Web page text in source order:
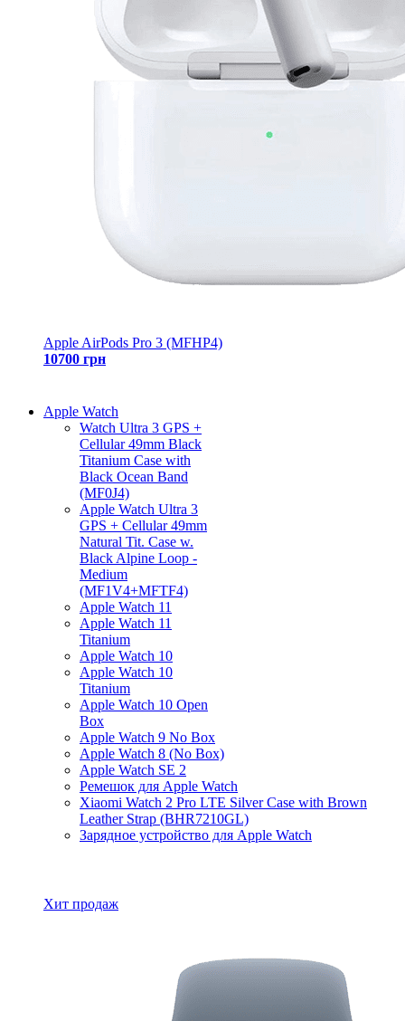
Apple AirPods Pro 3 (MFHP4)
10700 грн
Apple Watch
Watch Ultra 3 GPS +
Cellular 49mm Black
Titanium Case with
Black Ocean Band
(MF0J4)
Apple Watch Ultra 3
GPS + Cellular 49mm
Natural Tit. Case w.
Black Alpine Loop -
Medium
(MF1V4+MFTF4)
Apple Watch 11
Apple Watch 11
Titanium
Apple Watch 10
Apple Watch 10
Titanium
Apple Watch 10 Open
Box
Apple Watch 9 No Box
Apple Watch 8 (No Box)
Apple Watch SE 2
Ремешок для Apple Watch
Xiaomi Watch 2 Pro LTE Silver Case with Brown
Leather Strap (BHR7210GL)
Зарядное устройство для Apple Watch
Хит продаж